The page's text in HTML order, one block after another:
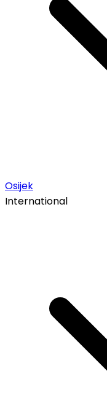
Osijek
International